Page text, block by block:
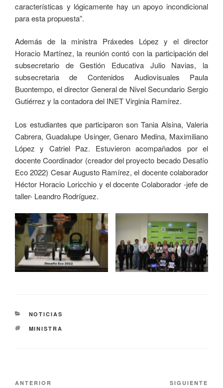
características y lógicamente hay un apoyo incondicional
para esta propuesta”.
Además de la ministra Práxedes López y el director
Horacio Martínez, la reunión contó con la participación del
subsecretario de Gestión Educativa Julio Navias, la
subsecretaria de Contenidos Audiovisuales Paula
Buontempo, el director General de Nivel Secundario Sergio
Gutiérrez y la contadora del INET Virginia Ramírez.
Los estudiantes que participaron son Tania Alsina, Valeria
Cabrera, Guadalupe Usinger, Genaro Medina, Maximiliano
López y Catriel Paz. Estuvieron acompañados por el
docente Coordinador (creador del proyecto becado Desafío
Eco 2022) Cesar Augusto Ramírez, el docente colaborador
Héctor Horacio Loricchio y el docente Colaborador -jefe de
taller- Leandro Rodríguez.
NOTICIAS
MINISTRA
ANTERIOR SIGUIENTE